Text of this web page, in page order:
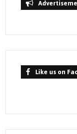
Like us on